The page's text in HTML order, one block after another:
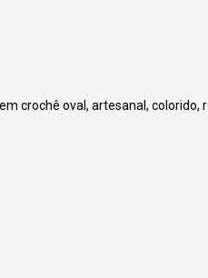
crochê oval, artesanal, colorido,